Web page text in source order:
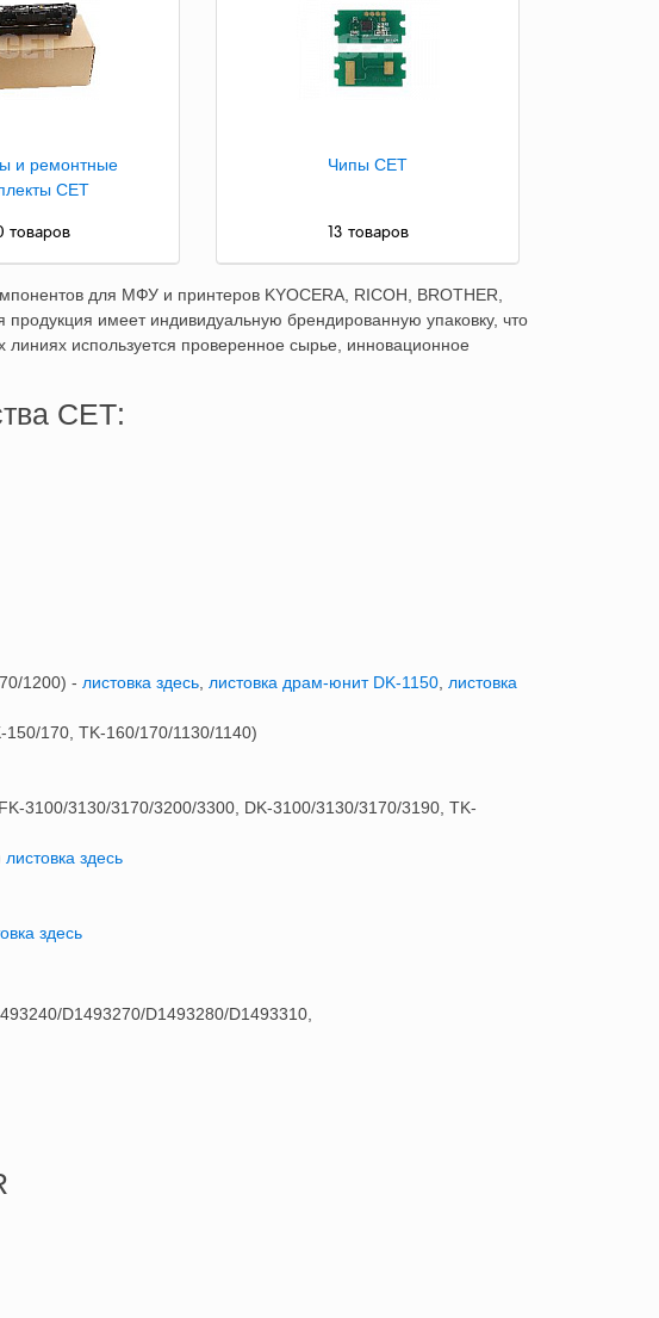
и ремонтные
CET
товаров
Чипы CET
13 товаров
для МФУ и принтеров KYOCERA, RICOH, BROTHER,
имеет индивидуальную брендированную упаковку, что
используется проверенное сырье, инновационное
СЕТ:
1200) - листовка здесь листовка драм-юнит DK-1150 листовка
170, TK-160/170/1130/1140)
3100/3130/3170/3200/3300, DK-3100/3130/3170/3190, TK-
листовка здесь
здесь
D1493270/D1493280/D1493310,